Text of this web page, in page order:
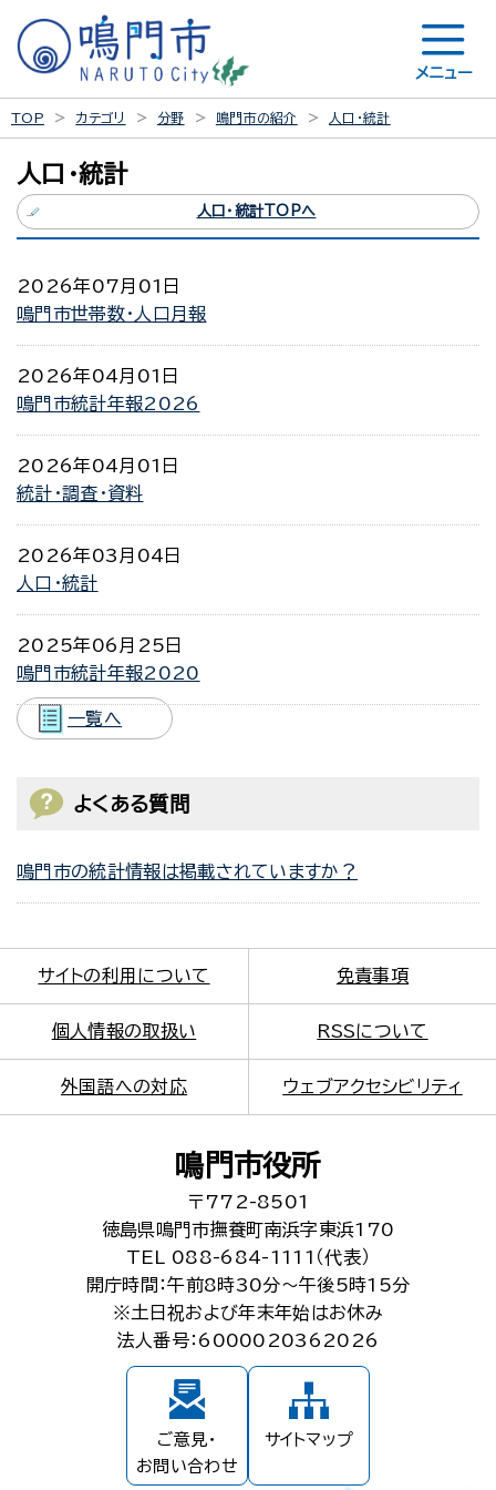
メニュー
TOP カテゴリ 分野 鳴門市の紹介 人口・統計
人口・統計
人口・統計TOPへ
2026年07月01日
鳴門市世帯数・人口月報
2026年04月01日
鳴門市統計年報2026
2026年04月01日
統計・調査・資料
2026年03月04日
人口・統計
2025年06月25日
鳴門市統計年報2020
一覧へ
よくある質問
鳴門市の統計情報は掲載されていますか？
サイトの利用について 免責事項
個人情報の取扱い RSSについて
外国語への対応 ウェブアクセシビリティ
鳴門市役所
〒772-8501
徳島県鳴門市撫養町南浜字東浜170
TEL 088-684-1111（代表）
開庁時間：午前8時30分～午後5時15分
※土日祝および年末年始はお休み
法人番号：6000020362026
ご意見・
お問い合わせ
サイトマップ